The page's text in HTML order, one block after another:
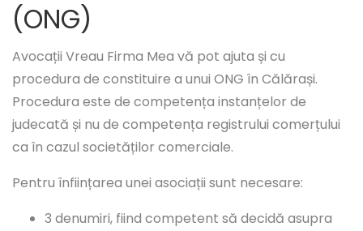
(ONG)
Avocații Vreau Firma Mea vă pot ajuta și cu
procedura de constituire a unui ONG în Călărași.
Procedura este de competența instanțelor de
judecată și nu de competența registrului comerțului
ca în cazul societăților comerciale.
Pentru înființarea unei asociații sunt necesare:
3 denumiri, fiind competent să decidă asupra